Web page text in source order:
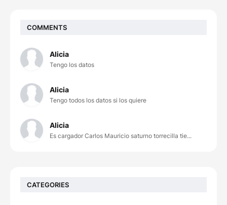
COMMENTS
Alicia
Tengo los datos
Alicia
Tengo todos los datos si los quiere
Alicia
Es cargador Carlos Mauricio saturno torrecilla tie...
CATEGORIES